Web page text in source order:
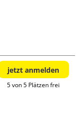
jetzt anmelden
5 von 5 Plätzen frei